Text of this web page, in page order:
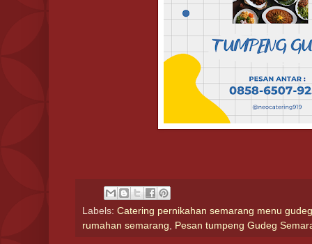
Labels: Catering pernikahan semarang menu
rumahan semarang
Pesan tumpeng Gudeg